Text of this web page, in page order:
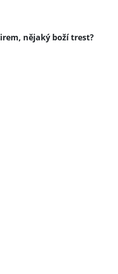
nějaký boží trest?